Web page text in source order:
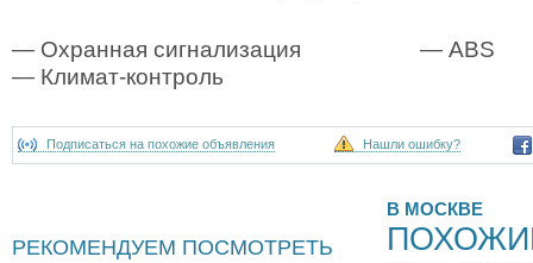
— Охранная сигнализация
— Климат-контроль
— ABS
Подписаться на похожие объявления Нашли ошибку?
РЕКОМЕНДУЕМ ПОСМОТРЕТЬ
В МОСКВЕ